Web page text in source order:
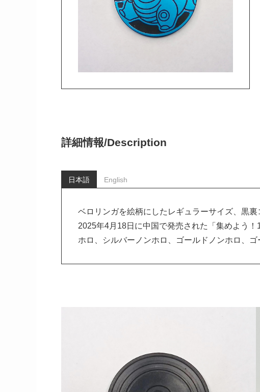
詳細情報/Description
日本語 English
ベロリンガを絵柄にしたレギュラーサイズ、黒裏
2025年4月18日に中国で発売された「集めよう
ホロ、シルバーノンホロ、ゴールドノンホロ、